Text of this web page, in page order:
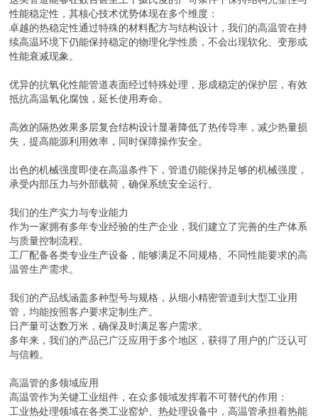
性能稳定性，其核心技术优势体现在多个维度：
卓越的热稳定性通过特殊的材料配方与结构设计，我们的高温管在持
续高温环境下仍能保持稳定的物理化学性质，不会出现软化、变形或
性能衰减现象。
优异的抗氧化性能管道表面经过特殊处理，形成稳定的保护层，有效
抵抗高温氧化腐蚀，延长使用寿命。
高效的隔热效果多层复合结构设计显著降低了热传导率，减少热量损
失，提高能源利用效率，同时保障操作安全。
出色的机械强度即使在高温条件下，管道仍能保持足够的机械强度，
承受内部压力与外部载荷，确保系统安全运行。
我们的生产实力与专业能力
作为一家拥有多年专业经验的生产企业，我们建立了完善的生产体系
与质量控制流程。
工厂配备各类专业生产设备，能够满足不同规格、不同性能要求的高
温管生产需求。
我们的产品线涵盖多种型号与规格，从细小精密管道到大型工业用
管，均能按照客户要求定制生产。
日产量可达数万米，确保及时满足客户需求。
多年来，我们的产品已广泛应用于多个地区，获得了用户的广泛认可
与信赖。
高温管的多领域应用
高温管作为关键工业组件，在众多领域发挥着不可替代的作用：
工业热处理领域在各类工业窑炉、热处理设备中，高温管承担着热能